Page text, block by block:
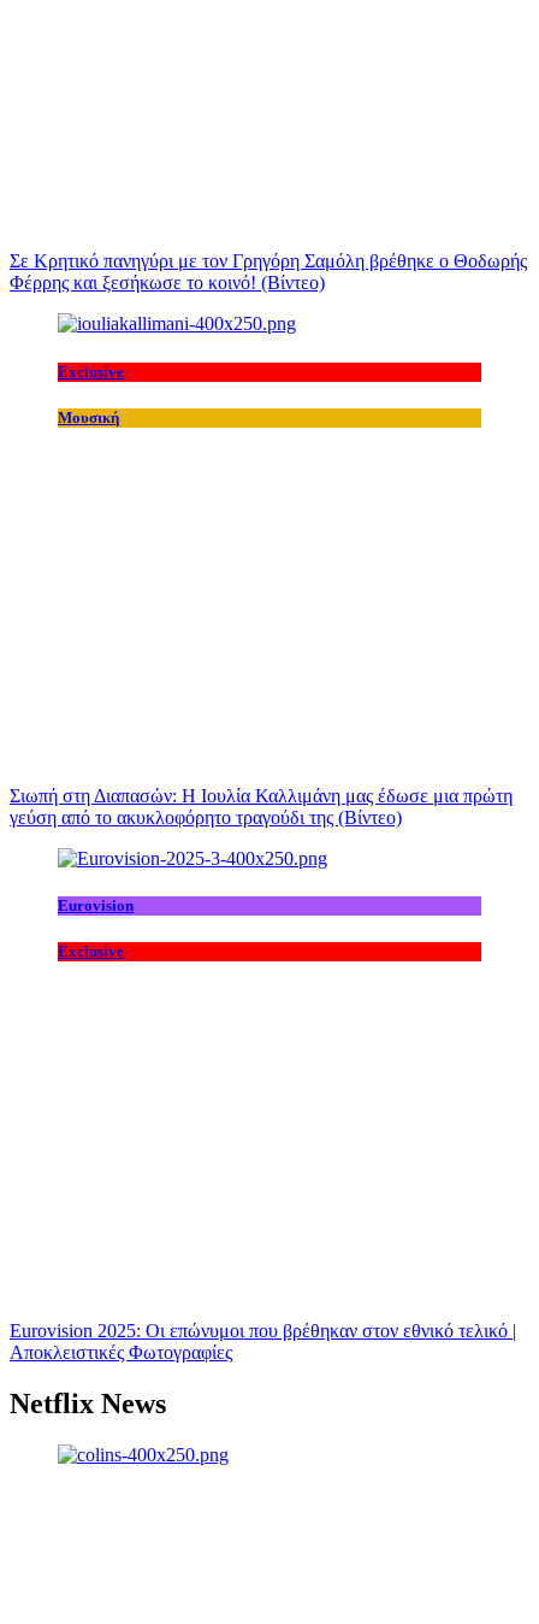
Σε Κρητικό πανηγύρι με τον Γρηγόρη Σαμόλη βρέθηκε ο Θοδωρής
Φέρρης και ξεσήκωσε το κοινό! (Βίντεο)
Exclusive
Μουσική
Σιωπή στη Διαπασών: Η Ιουλία Καλλιμάνη μας έδωσε μια πρώτη
γεύση από το ακυκλοφόρητο τραγούδι της (Βίντεο)
Eurovision
Exclusive
Eurovision 2025: Οι επώνυμοι που βρέθηκαν στον εθνικό τελικό |
Αποκλειστικές Φωτογραφίες
Netflix News